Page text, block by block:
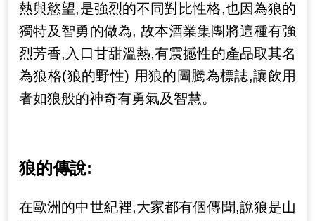
熱與慾望,是強烈的不同對比性格,也因為狼的
獨特及智勇的做為, 故本酒業集團將這種有強
烈芳香,入口甘甜溫熱,有震撼性的產品取其名
為狼格(狼的野性) 用狼的圖騰為標誌,讓飲用
者如狼般的神奇有勇氣及智慧。
狼的傳說:
在歐洲的中世紀裡,大家都有個傳聞,說狼是山